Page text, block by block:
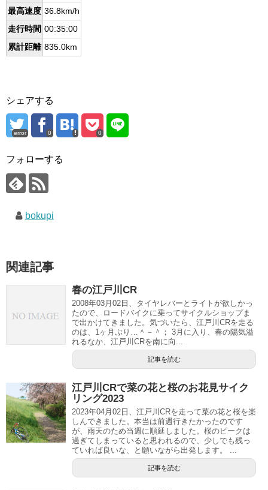
最高速度 36.8km/h
走行時間 00:35:00
累計距離 835.0km
シェアする
error 0 0
フォローする
bokupi
関連記事
春の江戸川CR
2008年03月02日、タイヤレバーとライトが欲しかっ
たので、ロードバイクに乗ってサイクルショップま
で出かけてきました。気づいたら、江戸川CRを走る
のは、1ヶ月ぶり…＾－＾； 3月に入り、春の陽気溢
れるなか、江戸川CRを南に向...
記事を読む
江戸川CRで菜の花と桜のお花見サイク
リング2023
2023年04月02日、江戸川CRを走って菜の花と桜を楽
しんできました。本当は前週行きたかったのです
が、雨天のため当週に順延しました。桜のピークは
過ぎてしまっていると思われるので、少しでも残っ
ていれば良いな、と願いながら出発します。 ...
記事を読む